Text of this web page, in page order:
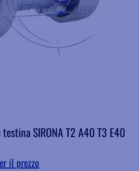
SIRONA T2 A40 T3 E40
il prezzo